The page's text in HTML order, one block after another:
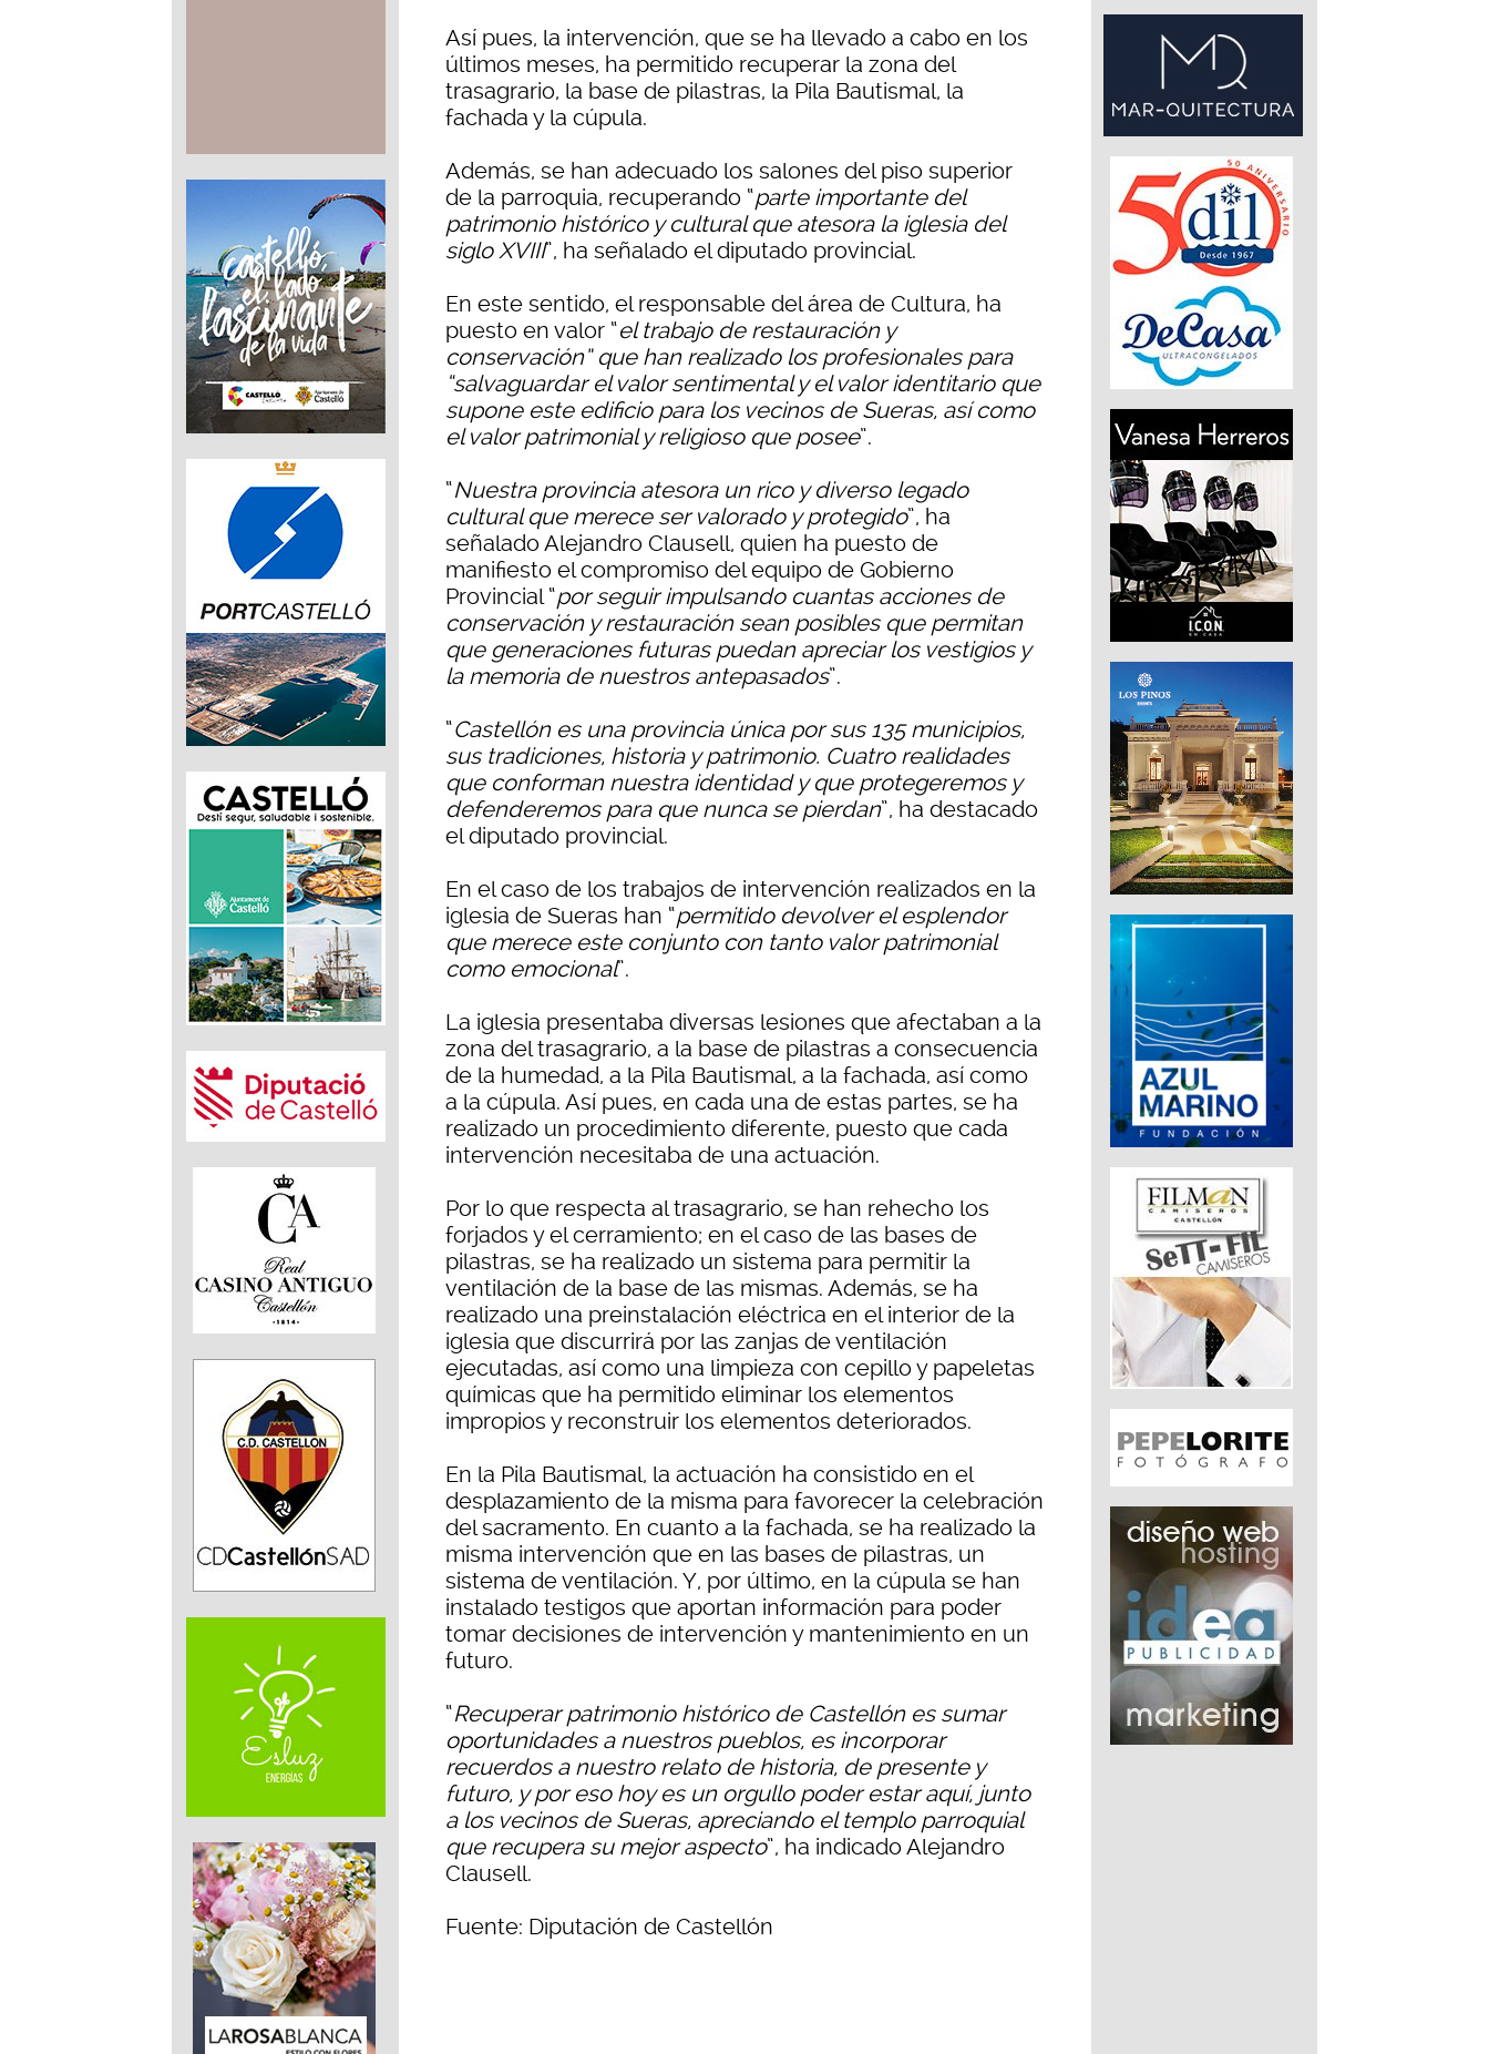
Así pues, la intervención, que se ha llevado a cabo en los
últimos meses, ha permitido recuperar la zona del
trasagrario, la base de pilastras, la Pila Bautismal, la
fachada y la cúpula.
Además, se han adecuado los salones del piso superior
de la parroquia, recuperando “parte importante del
patrimonio histórico y cultural que atesora la iglesia del
siglo XVIII”, ha señalado el diputado provincial.
En este sentido, el responsable del área de Cultura, ha
puesto en valor “el trabajo de restauración y
conservación” que han realizado los profesionales para
“salvaguardar el valor sentimental y el valor identitario que
supone este edificio para los vecinos de Sueras, así como
el valor patrimonial y religioso que posee”.
“Nuestra provincia atesora un rico y diverso legado
cultural que merece ser valorado y protegido”, ha
señalado Alejandro Clausell, quien ha puesto de
manifiesto el compromiso del equipo de Gobierno
Provincial “por seguir impulsando cuantas acciones de
conservación y restauración sean posibles que permitan
que generaciones futuras puedan apreciar los vestigios y
la memoria de nuestros antepasados”.
“Castellón es una provincia única por sus 135 municipios,
sus tradiciones, historia y patrimonio. Cuatro realidades
que conforman nuestra identidad y que protegeremos y
defenderemos para que nunca se pierdan”, ha destacado
el diputado provincial.
En el caso de los trabajos de intervención realizados en la
iglesia de Sueras han “permitido devolver el esplendor
que merece este conjunto con tanto valor patrimonial
como emocional”.
La iglesia presentaba diversas lesiones que afectaban a la
zona del trasagrario, a la base de pilastras a consecuencia
de la humedad, a la Pila Bautismal, a la fachada, así como
a la cúpula. Así pues, en cada una de estas partes, se ha
realizado un procedimiento diferente, puesto que cada
intervención necesitaba de una actuación.
Por lo que respecta al trasagrario, se han rehecho los
forjados y el cerramiento; en el caso de las bases de
pilastras, se ha realizado un sistema para permitir la
ventilación de la base de las mismas. Además, se ha
realizado una preinstalación eléctrica en el interior de la
iglesia que discurrirá por las zanjas de ventilación
ejecutadas, así como una limpieza con cepillo y papeletas
químicas que ha permitido eliminar los elementos
impropios y reconstruir los elementos deteriorados.
En la Pila Bautismal, la actuación ha consistido en el
desplazamiento de la misma para favorecer la celebración
del sacramento. En cuanto a la fachada, se ha realizado la
misma intervención que en las bases de pilastras, un
sistema de ventilación. Y, por último, en la cúpula se han
instalado testigos que aportan información para poder
tomar decisiones de intervención y mantenimiento en un
futuro.
“Recuperar patrimonio histórico de Castellón es sumar
oportunidades a nuestros pueblos, es incorporar
recuerdos a nuestro relato de historia, de presente y
futuro, y por eso hoy es un orgullo poder estar aquí, junto
a los vecinos de Sueras, apreciando el templo parroquial
que recupera su mejor aspecto”, ha indicado Alejandro
Clausell.
Fuente: Diputación de Castellón